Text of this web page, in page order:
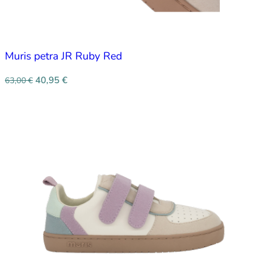
Muris petra JR Ruby Red
63,00€ 40,95 €